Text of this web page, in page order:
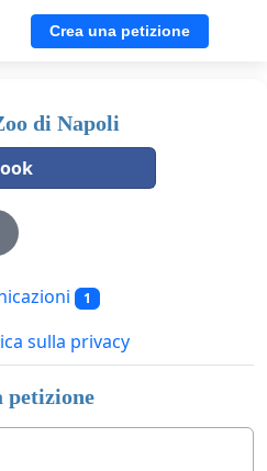
Crea una petizione
di Napoli
1
sulla privacy
petizione